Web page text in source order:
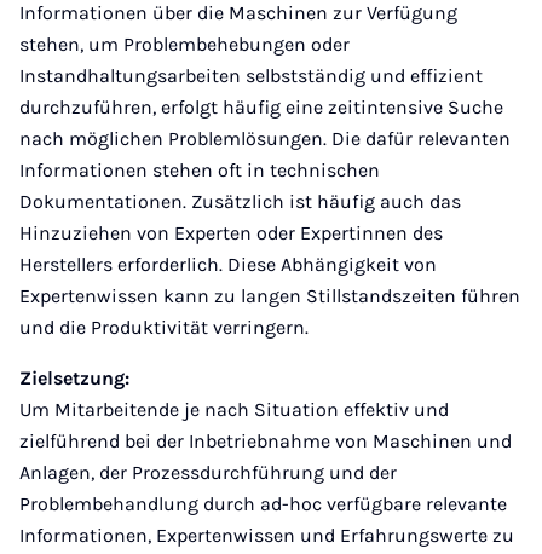
Informationen über die Maschinen zur Verfügung
stehen, um Problembehebungen oder
Instandhaltungsarbeiten selbstständig und effizient
durchzuführen, erfolgt häufig eine zeitintensive Suche
nach möglichen Problemlösungen. Die dafür relevanten
Informationen stehen oft in technischen
Dokumentationen. Zusätzlich ist häufig auch das
Hinzuziehen von Experten oder Expertinnen des
Herstellers erforderlich. Diese Abhängigkeit von
Expertenwissen kann zu langen Stillstandszeiten führen
und die Produktivität verringern.
Zielsetzung:
Um Mitarbeitende je nach Situation effektiv und
zielführend bei der Inbetriebnahme von Maschinen und
Anlagen, der Prozessdurchführung und der
Problembehandlung durch ad-hoc verfügbare relevante
Informationen, Expertenwissen und Erfahrungswerte zu